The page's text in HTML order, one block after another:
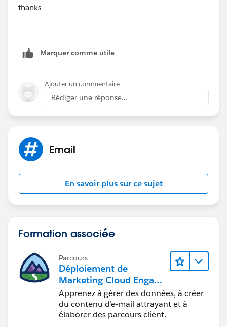
thanks
Marquer comme utile
Ajouter un commentaire
Rédiger une réponse...
Email
En savoir plus sur ce sujet
Formation associée
Parcours
Déploiement de
Marketing Cloud Engage
ment
Apprenez à gérer des données, à créer
du contenu d’e-mail attrayant et à
élaborer des parcours client.